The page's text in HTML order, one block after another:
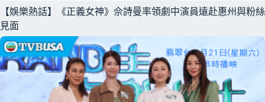
【娛樂熱話】《正義女神》佘詩曼率領劇中演員遠赴惠州與粉絲
見面